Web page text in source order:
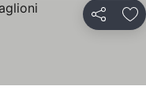
Compartir